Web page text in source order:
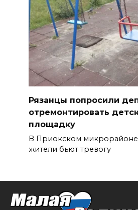
Рязанцы попросили
отремонтировать
площадку
В Приокском микрорайоне
жители бьют тревогу